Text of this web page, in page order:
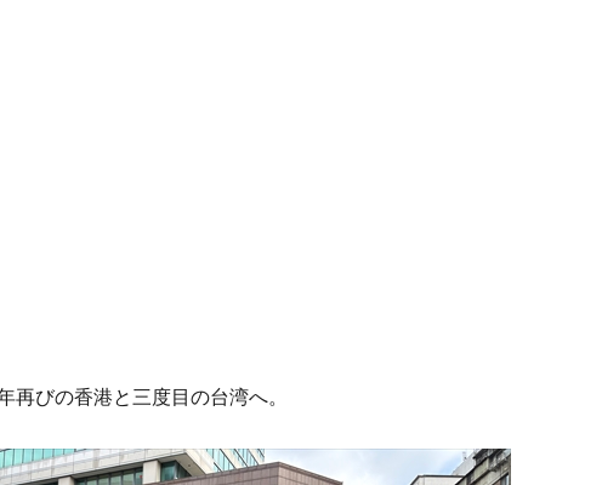
再びの香港と三度目の台湾へ。